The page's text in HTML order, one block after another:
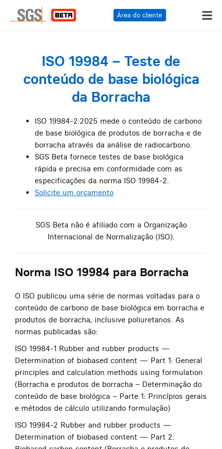
Área do cliente
ISO 19984 – Teste de
conteúdo de base biológica
da Borracha
ISO 19984-2:2025 mede o conteúdo de carbono
de base biológica de produtos de borracha e de
borracha através da análise de radiocarbono.
SGS Beta fornece testes de base biológica
rápida e precisa em conformidade com as
especificações da norma ISO 19984-2.
Solicite um orçamento
SGS Beta não é afiliado com a Organização
Internacional de Normalização (ISO).
Norma ISO 19984 para Borracha
O ISO publicou uma série de normas voltadas para o
conteúdo de carbono de base biológica em borracha e
produtos de borracha, inclusive poliuretanos. As
normas publicadas são:
ISO 19984-1 Rubber and rubber products —
Determination of biobased content — Part 1: General
principles and calculation methods using formulation
(Borracha e produtos de borracha – Determinação do
conteúdo de base biológica – Parte 1: Princípios gerais
e métodos de cálculo utilizando formulação)
ISO 19984-2 Rubber and rubber products —
Determination of biobased content — Part 2: